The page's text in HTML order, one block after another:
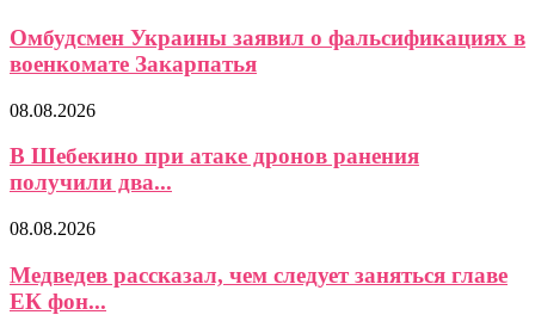
Омбудсмен Украины заявил о фальсификациях в
военкомате Закарпатья
08.08.2026
В Шебекино при атаке дронов ранения
получили два...
08.08.2026
Медведев рассказал, чем следует заняться главе
ЕК фон...